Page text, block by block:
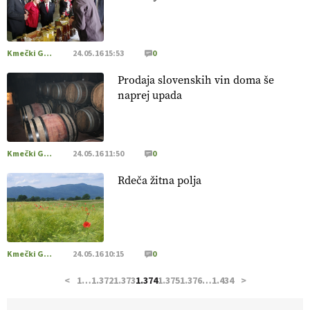
pridelava aronije
v dobrem desetletju zrasla v uspešno
kmetijsko in podjetniško zgodbo.
https://t.co/EulJoSBYMi @EUAgri #IMCAP #CAP
https://t.co/xp1oihBDaJ
[EKOloško = LOGIČNO
Ekološka vina so vse bolj iskana
doma in v tujini
. Zato je ekološka pridelava odlična priložnost
za slovenske vinarje
@EUAgri #IMCAP #CAP https://t.co/01qpoeLyNP
[EKOloško = LOGIČNO
kmetijstva in uspešno prenovo kmetij
https://t.co/RRn8unbwXp @EUAgri #IMCAP #CAP
https://t.co/mnLHFv2VuP
Kmečki Glas 24.05.16 15:53 0
Prodaja slovenskih vin doma še
naprej upada
Kmečki Glas 24.05.16 11:50 0
Rdeča žitna polja
Kmečki Glas 24.05.16 10:15 0
< 1…1.3721.3731.3741.3751.376…1.434 >